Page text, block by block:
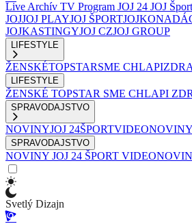
Live Archív TV Program JOJ 24 JOJ Šport
JOJJOJ PLAYJOJ ŠPORTJOJKO
JOJKASTINGYJOJ CZJOJ GROUP
LIFESTYLE
ŽENSKÉTOPSTARSME CHLAPI
LIFESTYLE
ŽENSKÉ TOPSTAR SME CHLAPI
SPRAVODAJSTVO
NOVINYJOJ 24ŠPORTVIDEONOVINY
SPRAVODAJSTVO
NOVINY JOJ 24 ŠPORT
Svetlý Dizajn